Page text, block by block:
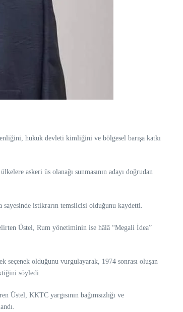
hukuk devleti kimliğini ve bölgesel barışa katkı
askeri üs olanağı sunmasının adayı doğrudan
istikrarın temsilcisi olduğunu kaydetti.
Üstel, Rum yönetiminin ise hâlâ “Megali İdea”
seçenek olduğunu vurgulayarak, 1974 sonrası oluşan
söyledi.
KKTC yargısının bağımsızlığı ve